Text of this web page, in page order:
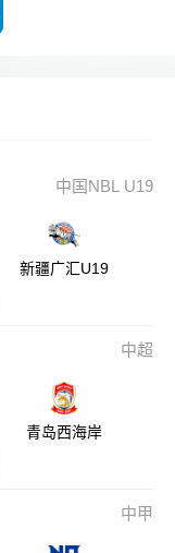
中国NBL U19
新疆广汇U19
中超
青岛西海岸
中甲